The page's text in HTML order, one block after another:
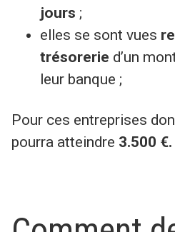
jours ;
elles se sont vues
trésorerie d’un
leur banque ;
Pour ces entreprises
pourra atteindre 3.500 €.